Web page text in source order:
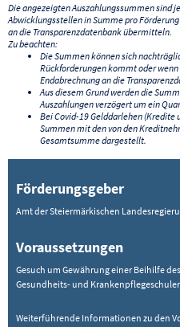
Die angezeigten Auszahlungssummen sind
Abwicklungsstellen in Summe pro
an die Transparenzdatenbank übermitteln.
Zu beachten:
Die Summen können sich
Rückforderungen kommt oder
Endabrechnung an die
Aus diesem Grund werden die
Auszahlungen verzögert um ein
Bei Covid-19 Gelddarlehen (Kredite
Summen mit den von den
Gesamtsumme dargestellt.
Förderungsgeber
Amt der Steiermärkischen
Voraussetzungen
Gesuch um Gewährung einer Beihilfe
Gesundheits- und
Weiterführende Informationen zu den